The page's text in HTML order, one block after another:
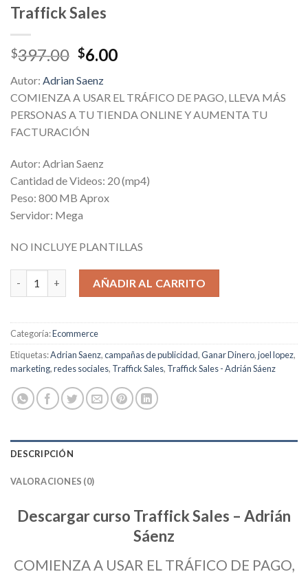
Traffick Sales
$397.00 Original
was:
$397.00.
$6.00Current
$6.00.
Autor: Adrian Saenz
COMIENZA A USAR EL TRÁFICO DE PAGO, LLEVA MÁS
PERSONAS A TU TIENDA ONLINE Y AUMENTA TU
FACTURACIÓN
Autor: Adrian Saenz
Cantidad de Videos: 20 (mp4)
Peso: 800 MB Aprox
Servidor: Mega
NO INCLUYE PLANTILLAS
Traffick Sales cantidadAÑADIR AL CARRITO
Categoría:Ecommerce
Etiquetas:Adrian Saenz,campañas de publicidad,Ganar Dinero,joel lopez,
marketing,redes sociales, Traffick Sales, Traffick Sales - Adrián Sáenz
DESCRIPCIÓN
VALORACIONES (0)
Descargar curso Traffick Sales – Adrián
Sáenz
COMIENZA A USAR EL TRÁFICO DE PAGO,